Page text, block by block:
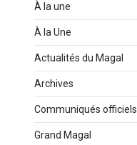
À la une
À la Une
Actualités du Magal
Archives
Communiqués officiels
Grand Magal